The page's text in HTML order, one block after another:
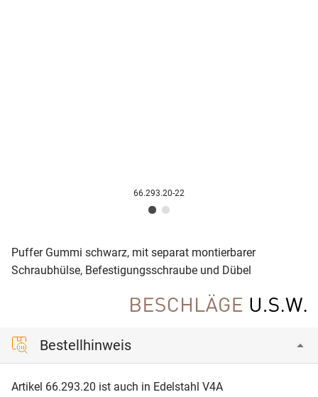
66.293.20-22
Puffer Gummi schwarz, mit separat montierbarer
Schraubhülse, Befestigungsschraube und Dübel
Bestellhinweis
Artikel 66.293.20 ist auch in Edelstahl V4A